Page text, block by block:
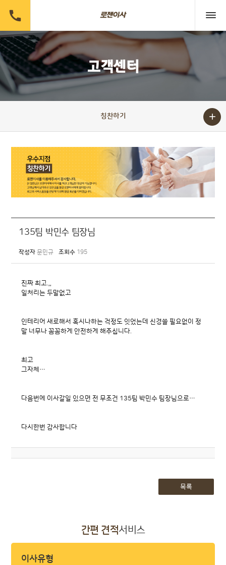

고객센터
칭찬하기 
135팀 박민수 팀장님
작성자 문민규 조회수 195
진짜 최고.,,
일처리는 두말없고
인테리어 새로해서 혹시나하는 걱정도 잇었는데 신경쓸 필요없이 정
말 너무나 꼼꼼하게 안전하게 해주십니다.
최고
그자체…
다음번에 이사갈일 있으면 전 무조건 135팀 박민수 팀장님으로…
다시한번 감사합니다
목록
간편 견적서비스
이사유형